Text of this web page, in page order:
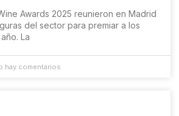
Awards 2025 reunieron en Madrid
del sector para premiar a los
La
hay comentarios